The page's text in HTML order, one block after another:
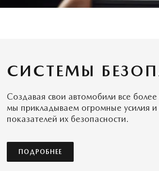
СИСТЕМЫ
Создавая свои автомобили все
мы прикладываем огромные усилия
показателей их безопасности.
ПОДРОБНЕЕ